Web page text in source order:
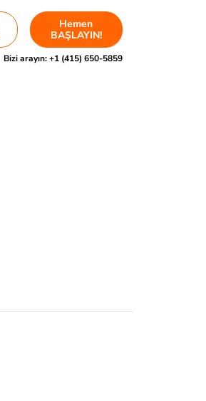
Hemen
BAŞLAYIN!
Bizi arayın:+1 (415) 650-5859